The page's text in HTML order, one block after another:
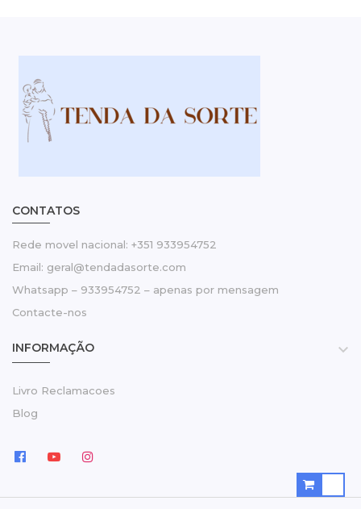
CONTATOS
Rede movel nacional: +351 933954752
Email: geral@tendadasorte.com
Whatsapp – 933954752 – apenas por mensagem
Contacte-nos
INFORMAÇÃO 
Livro Reclamacoes
Blog